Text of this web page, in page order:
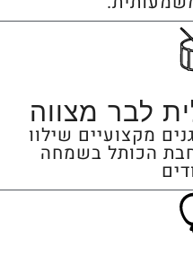
לבר מצווה
מקצועיים שילוו
הכותל בשמחה